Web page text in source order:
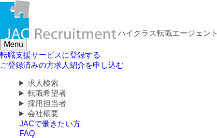
ハイクラス転職エージェント
Menu
転職支援サービスに登録する
ご登録済みの方求人紹介を申し込む
求人検索
転職希望者
採用担当者
会社概要
JACで働きたい方
FAQ